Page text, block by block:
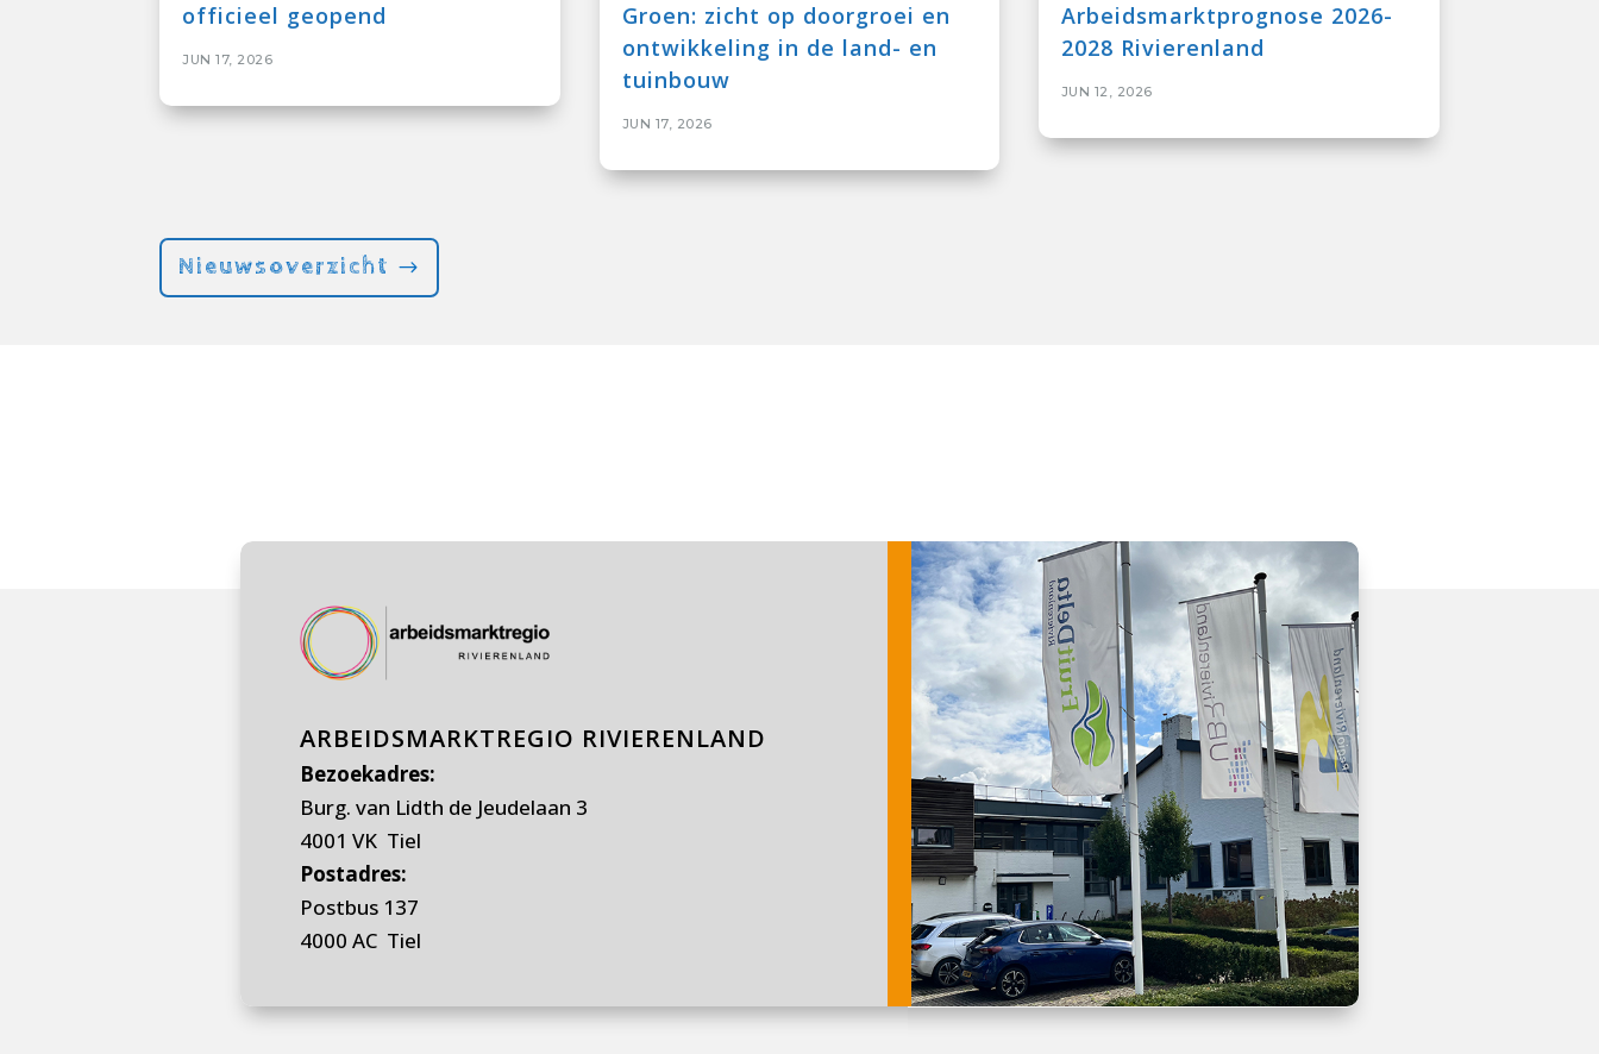
officieel geopend
JUN 17, 2026
Groen: zicht op doorgroei en
ontwikkeling in de land- en
tuinbouw
JUN 17, 2026
Arbeidsmarktprognose 2026-
2028 Rivierenland
JUN 12, 2026
Nieuwsoverzicht
ARBEIDSMARKTREGIO RIVIERENLAND
Bezoekadres:
Burg. van Lidth de Jeudelaan 3
4001 VK Tiel
Postadres:
Postbus 137
4000 AC Tiel